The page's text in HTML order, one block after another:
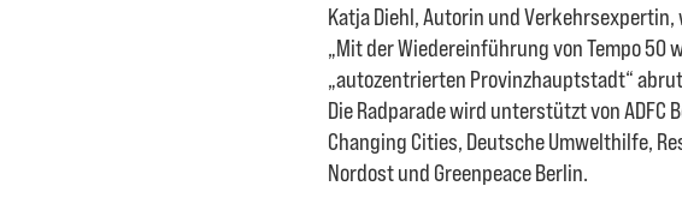
Katja Diehl, Autorin und
„Mit der Wiedereinführung von Tempo 50
„autozentrierten Provinzhauptstadt“
Die Radparade wird unterstützt von ADFC
Changing Cities, Deutsche Umwelthilfe,
Nordost und Greenpeace Berlin.